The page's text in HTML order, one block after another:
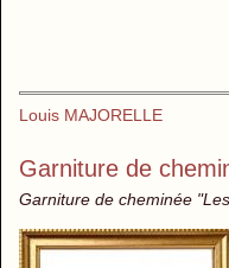
Louis MAJORELLE
Garniture de
Garniture de cheminée